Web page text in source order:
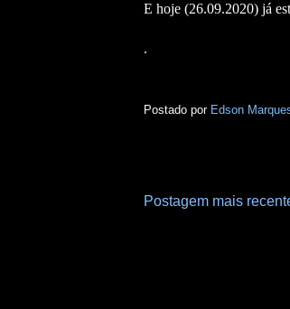
E hoje (26.09.2020) já
.
Postado por Edson
Postagem mais